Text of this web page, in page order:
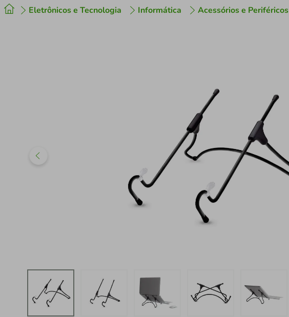
Eletrônicos e Tecnologia Informática Acessórios e Periféricos
2º cafeteira